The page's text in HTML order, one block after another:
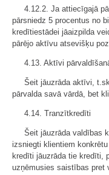
4.12.2. Ja attiecīgajā
pārsniedz 5 procentus no
kredītiestādei jāaizpilda
pārējo aktīvu atsevišķu
4.13. Aktīvi
Šeit jāuzrāda aktīvi,
pārvalda savā vārdā, bet
4.14. Tranzītkredīti
Šeit jāuzrāda valdības
izsniegti klientiem
kredīti jāuzrāda tie kredīti,
uzņēmusies saistības pret